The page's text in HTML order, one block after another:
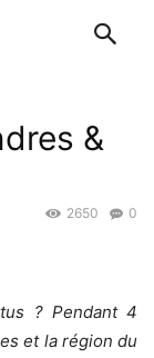
&
0
2650
? Pendant 4
et la région du